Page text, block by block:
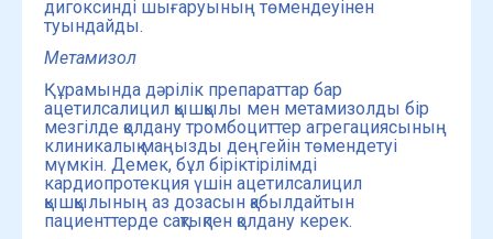
дигоксинді шығаруының төмендеуінен
туындайды.
Метамизол
Құрамында дәрілік препараттар бар
ацетилсалицил қышқылы мен метамизолды бір
мезгілде қолдану тромбоциттер агрегациясының
клиникалық маңызды деңгейін төмендетуі
мүмкін. Демек, бұл біріктірілімді
кардиопротекция үшін ацетилсалицил
қышқылының аз дозасын қабылдайтын
пациенттерде сақтықпен қолдану керек.